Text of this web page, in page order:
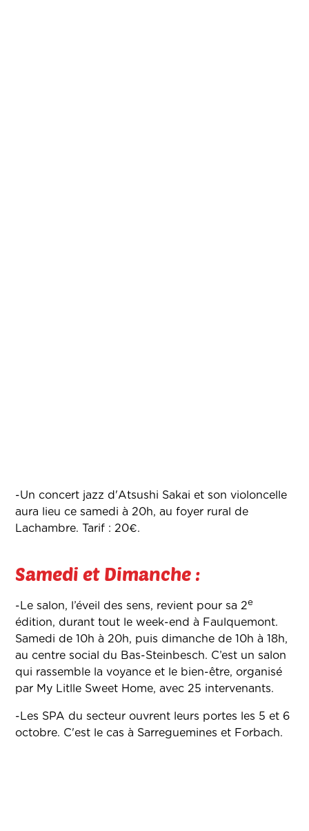
-Un concert jazz d'Atsushi Sakai et son violoncelle
aura lieu ce samedi à 20h, au foyer rural de
Lachambre. Tarif : 20€.
Samedi et Dimanche :
-Le salon, l’éveil des sens, revient pour sa 2e
édition, durant tout le week-end à Faulquemont.
Samedi de 10h à 20h, puis dimanche de 10h à 18h,
au centre social du Bas-Steinbesch. C’est un salon
qui rassemble la voyance et le bien-être, organisé
par My Litlle Sweet Home, avec 25 intervenants.
-Les SPA du secteur ouvrent leurs portes les 5 et 6
octobre. C'est le cas à Sarreguemines et Forbach.